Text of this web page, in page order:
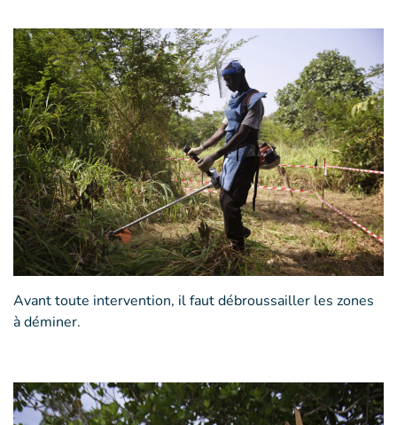
Avant toute intervention, il faut débroussailler les zones
à déminer.